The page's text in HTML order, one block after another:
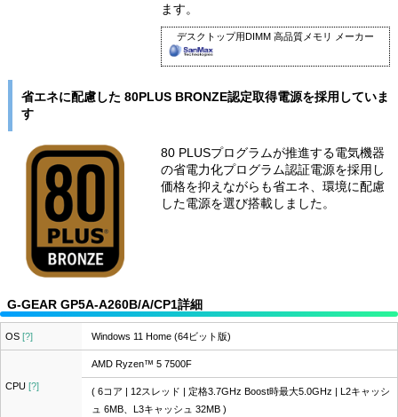
ます。
デスクトップ用DIMM 高品質メモリ メーカー
省エネに配慮した 80PLUS BRONZE認定取得電源を採用していま
す
80 PLUSプログラムが推進する電気機器
の省電力化プログラム認証電源を採用し
価格を抑えながらも省エネ、環境に配慮
した電源を選び搭載しました。
G-GEAR GP5A-A260B/A/CP1詳細
OS [?] Windows 11 Home (64ビット版)
CPU [?]
AMD Ryzen™ 5 7500F
( 6コア | 12スレッド | 定格3.7GHz Boost時最大5.0GHz | L2キャッシ
ュ 6MB、L3キャッシュ 32MB )